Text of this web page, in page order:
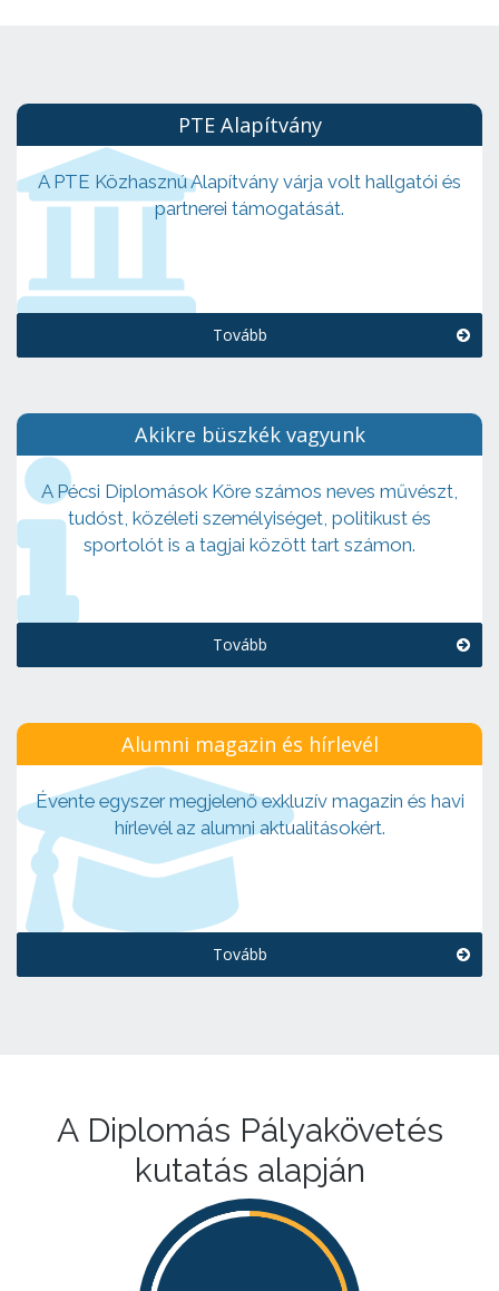
PTE Alapítvány
A PTE Közhasznú Alapítvány várja volt hallgatói és
partnerei támogatását.
Tovább
Akikre büszkék vagyunk
A Pécsi Diplomások Köre számos neves művészt,
tudóst, közéleti személyiséget, politikust és
sportolót is a tagjai között tart számon.
Tovább
Alumni magazin és hírlevél
Évente egyszer megjelenő exkluzív magazin és havi
hírlevél az alumni aktualitásokért.
Tovább
A Diplomás Pályakövetés
kutatás alapján